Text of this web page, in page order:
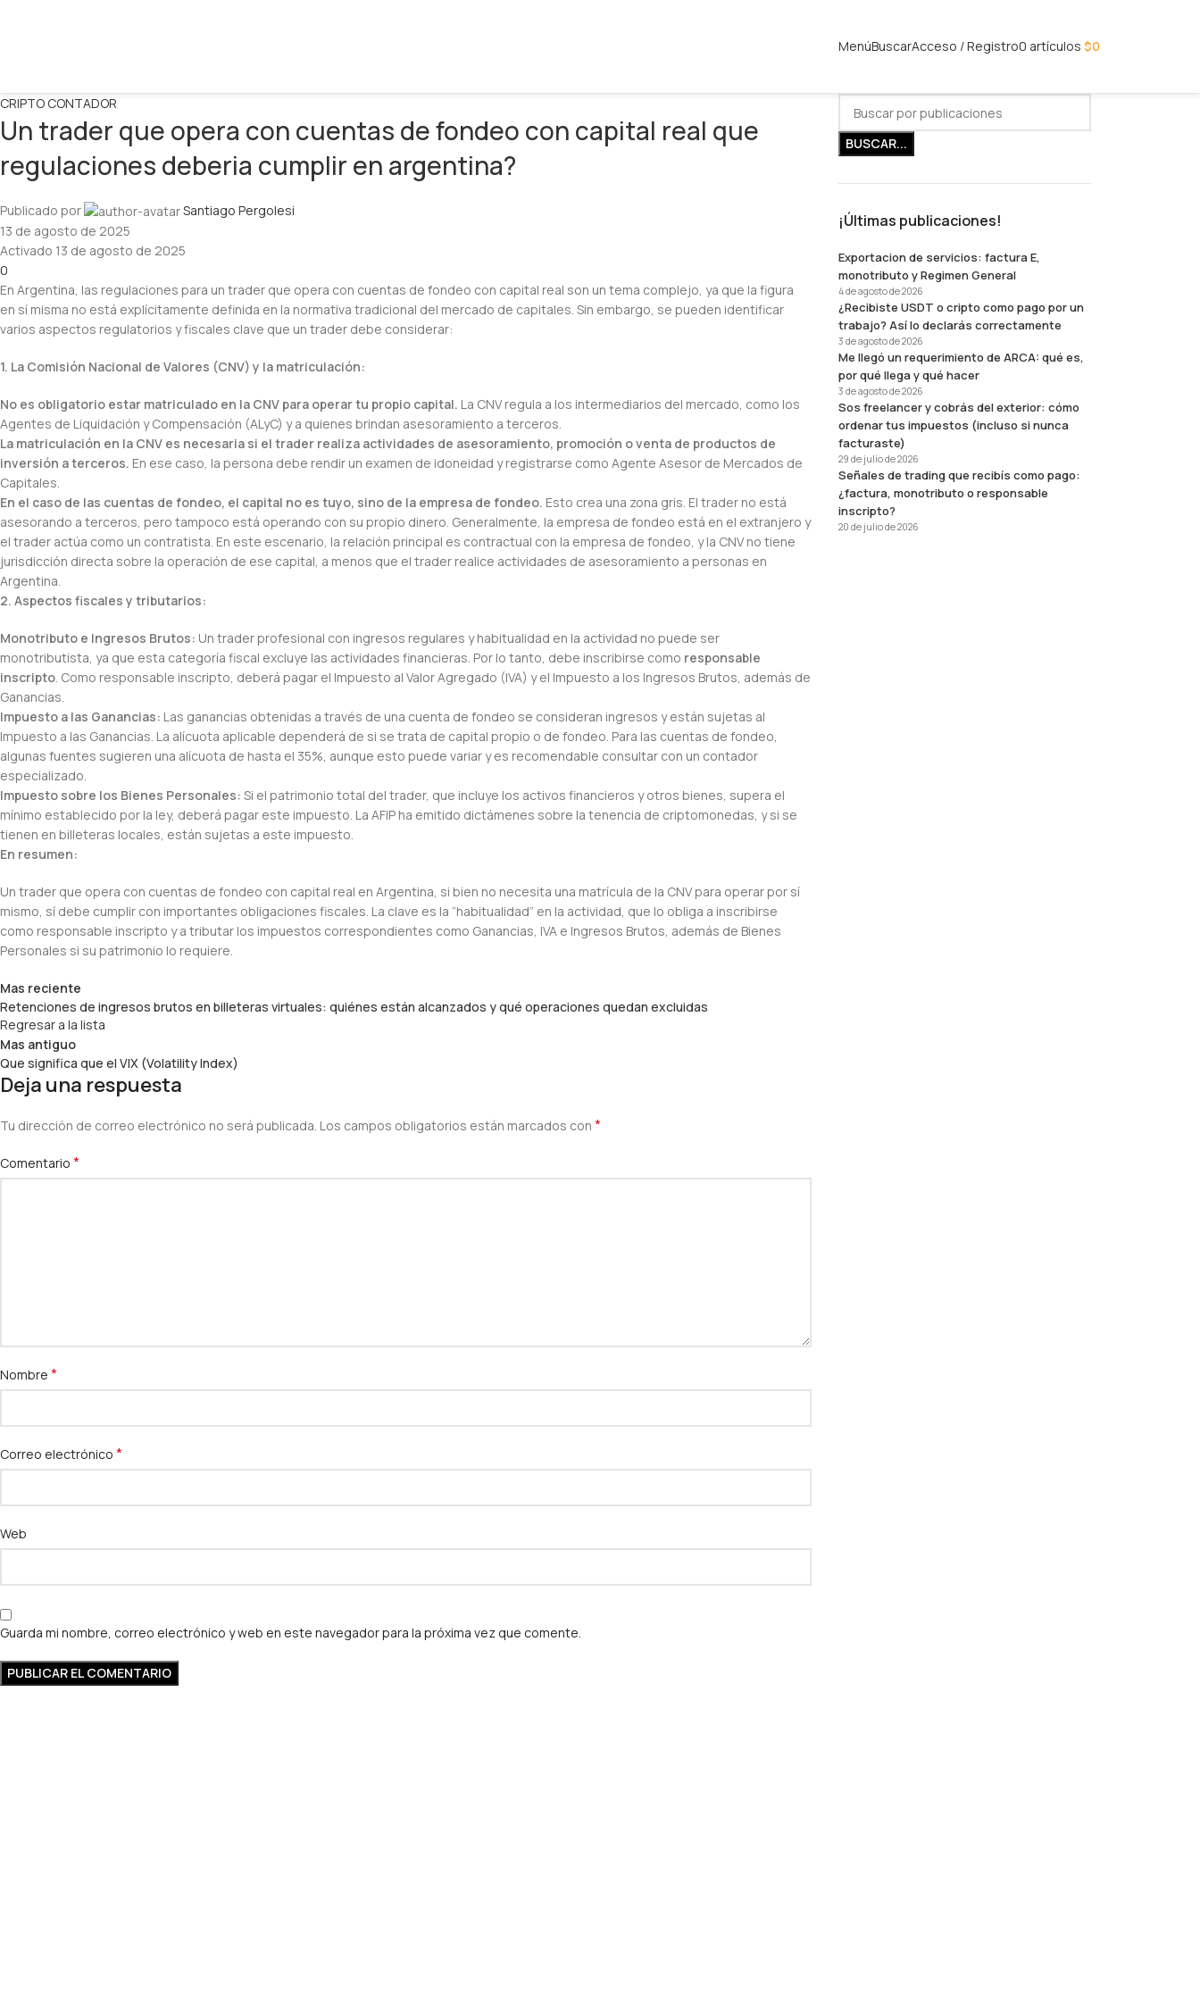
MenúBuscarAcceso / Registro0 artículos $0
CRIPTO CONTADOR
Un trader que opera con cuentas de fondeo con capital real que
regulaciones deberia cumplir en argentina?
Publicado por
Santiago Pergolesi
13 de agosto de 2025
Activado 13 de agosto de 2025
0
En Argentina, las regulaciones para un trader que opera con cuentas de fondeo con capital real son un tema complejo, ya que la figura
en sí misma no está explícitamente definida en la normativa tradicional del mercado de capitales. Sin embargo, se pueden identificar
varios aspectos regulatorios y fiscales clave que un trader debe considerar:
1. La Comisión Nacional de Valores (CNV) y la matriculación:
No es obligatorio estar matriculado en la CNV para operar tu propio capital. La CNV regula a los intermediarios del mercado, como los
Agentes de Liquidación y Compensación (ALyC) y a quienes brindan asesoramiento a terceros.
La matriculación en la CNV es necesaria si el trader realiza actividades de asesoramiento, promoción o venta de productos de
inversión a terceros. En ese caso, la persona debe rendir un examen de idoneidad y registrarse como Agente Asesor de Mercados de
Capitales.
En el caso de las cuentas de fondeo, el capital no es tuyo, sino de la empresa de fondeo. Esto crea una zona gris. El trader no está
asesorando a terceros, pero tampoco está operando con su propio dinero. Generalmente, la empresa de fondeo está en el extranjero y
el trader actúa como un contratista. En este escenario, la relación principal es contractual con la empresa de fondeo, y la CNV no tiene
jurisdicción directa sobre la operación de ese capital, a menos que el trader realice actividades de asesoramiento a personas en
Argentina.
2. Aspectos fiscales y tributarios:
Monotributo e Ingresos Brutos: Un trader profesional con ingresos regulares y habitualidad en la actividad no puede ser
monotributista, ya que esta categoría fiscal excluye las actividades financieras. Por lo tanto, debe inscribirse como responsable
inscripto. Como responsable inscripto, deberá pagar el Impuesto al Valor Agregado (IVA) y el Impuesto a los Ingresos Brutos, además de
Ganancias.
Impuesto a las Ganancias: Las ganancias obtenidas a través de una cuenta de fondeo se consideran ingresos y están sujetas al
Impuesto a las Ganancias. La alícuota aplicable dependerá de si se trata de capital propio o de fondeo. Para las cuentas de fondeo,
algunas fuentes sugieren una alícuota de hasta el 35%, aunque esto puede variar y es recomendable consultar con un contador
especializado.
Impuesto sobre los Bienes Personales: Si el patrimonio total del trader, que incluye los activos financieros y otros bienes, supera el
mínimo establecido por la ley, deberá pagar este impuesto. La AFIP ha emitido dictámenes sobre la tenencia de criptomonedas, y si se
tienen en billeteras locales, están sujetas a este impuesto.
En resumen:
Un trader que opera con cuentas de fondeo con capital real en Argentina, si bien no necesita una matrícula de la CNV para operar por sí
mismo, sí debe cumplir con importantes obligaciones fiscales. La clave es la “habitualidad” en la actividad, que lo obliga a inscribirse
como responsable inscripto y a tributar los impuestos correspondientes como Ganancias, IVA e Ingresos Brutos, además de Bienes
Personales si su patrimonio lo requiere.
Mas reciente
Retenciones de ingresos brutos en billeteras virtuales: quiénes están alcanzados y qué operaciones quedan excluidas
Regresar a la lista
Mas antiguo
Que significa que el VIX (Volatility Index)
Deja una respuesta
Tu dirección de correo electrónico no será publicada. Los campos obligatorios están marcados con *
Comentario *
Nombre *
Correo electrónico *
Web
Guarda mi nombre, correo electrónico y web en este navegador para la próxima vez que comente.
BUSCAR...
¡Últimas publicaciones!
Exportacion de servicios: factura E,
monotributo y Regimen General
4 de agosto de 2026
¿Recibiste USDT o cripto como pago por un
trabajo? Así lo declarás correctamente
3 de agosto de 2026
Me llegó un requerimiento de ARCA: qué es,
por qué llega y qué hacer
3 de agosto de 2026
Sos freelancer y cobrás del exterior: cómo
ordenar tus impuestos (incluso si nunca
facturaste)
29 de julio de 2026
Señales de trading que recibís como pago:
¿factura, monotributo o responsable
inscripto?
20 de julio de 2026